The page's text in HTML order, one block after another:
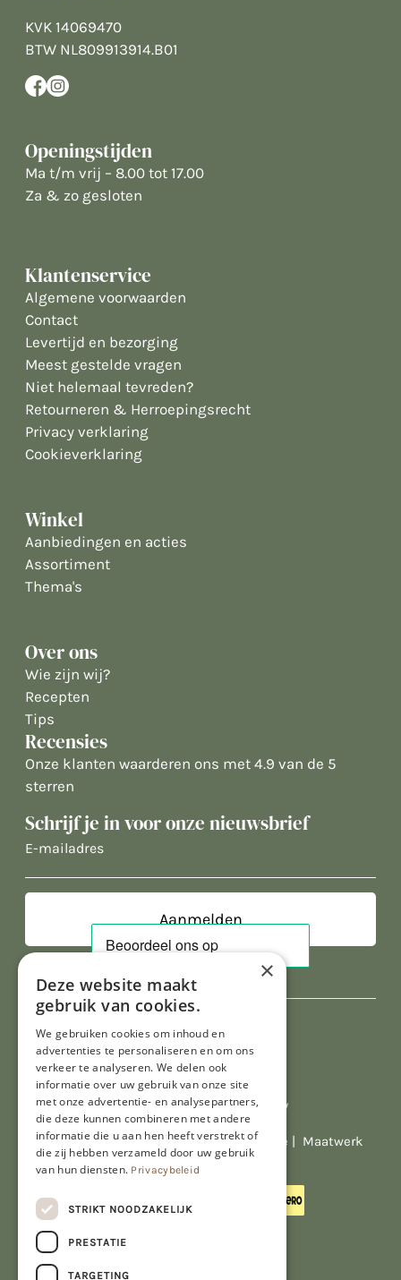
KVK 14069470
BTW NL809913914.B01
Openingstijden
Ma t/m vrij – 8.00 tot 17.00
Za & zo gesloten
Klantenservice
Algemene voorwaarden
Contact
Levertijd en bezorging
Meest gestelde vragen
Niet helemaal tevreden?
Retourneren & Herroepingsrecht
Privacy verklaring
Cookieverklaring
Winkel
Aanbiedingen en acties
Assortiment
Thema's
Over ons
Wie zijn wij?
Recepten
Tips
Recensies
Onze klanten waarderen ons met 4.9 van de 5
sterren
Schrijf je in voor onze nieuwsbrief
E-
Al onze prijzen zijn incl. BTW
© Copyright 2026 Limburgs Bakwinkeltje | Maatwerk
website webmix
×
Deze website maakt
gebruik van cookies.
We gebruiken cookies om inhoud en
advertenties te personaliseren en om ons
verkeer te analyseren. We delen ook
informatie over uw gebruik van onze site
met onze advertentie- en analysepartners,
die deze kunnen combineren met andere
informatie die u aan hen heeft verstrekt of
die zij hebben verzameld door uw gebruik
van hun diensten. Privacybeleid
STRIKT NOODZAKELIJK
PRESTATIE
TARGETING